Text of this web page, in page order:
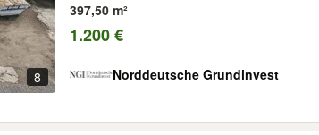
8
397,50 m²
1.200 €
Norddeutsche Grundinvest